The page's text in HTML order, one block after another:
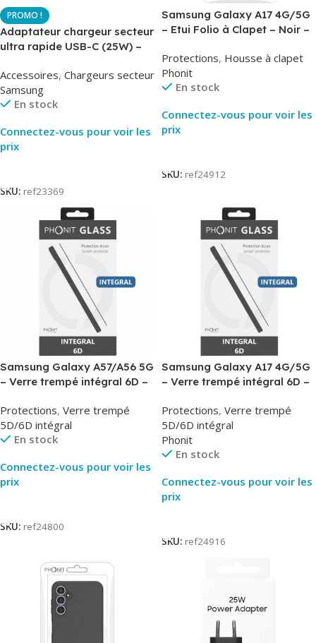
Adaptateur chargeur secteur
ultra rapide USB-C (25W) –
TA800
Accessoires, Chargeurs secteur
Samsung
En stock
Connectez-vous pour voir les
prix
SKU: ref23369
Samsung Galaxy A17 4G/5G
– Etui Folio à Clapet – Noir –
Protections, Housse à clapet
Phonit
En stock
Connectez-vous pour voir les
prix
SKU: ref24912
Samsung Galaxy A57/A56 5G
– Verre trempé intégral 6D –
Protections, Verre trempé
5D/6D intégral
En stock
Connectez-vous pour voir les
prix
SKU: ref24800
Samsung Galaxy A17 4G/5G
– Verre trempé intégral 6D –
Protections, Verre trempé
5D/6D intégral
Phonit
En stock
Connectez-vous pour voir les
prix
SKU: ref24916